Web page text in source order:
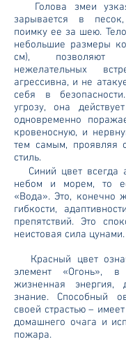
Голова змеи
зарывается в
поимку ее за шею.
небольшие размеры
см), позволяют
нежелательных
агрессивна, и не
себя в
угрозу, она
одновременно
кровеносную, и
тем самым, проявляя
стиль.
Синий цвет всегда
небом и морем, то
«Вода». Это, конечно
гибкости,
препятствий. Это
неистовая сила цунами.
Красный цвет
элемент «Огонь»,
жизненная энергия,
знание. Способный
своей страстью –
домашнего очага и
пожара.